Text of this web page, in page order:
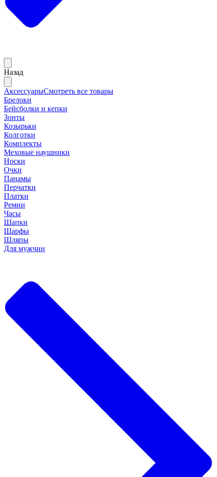
Назад
АксессуарыСмотреть все товары
Брелоки
Бейсболки и кепки
Зонты
Козырьки
Колготки
Комплекты
Меховые наушники
Носки
Очки
Панамы
Перчатки
Платки
Ремни
Часы
Шапки
Шарфы
Шляпы
Для мужчин